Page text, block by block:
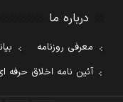
درباره ما
معرفی روزنامه
آئین نامه اخلاق حرفه